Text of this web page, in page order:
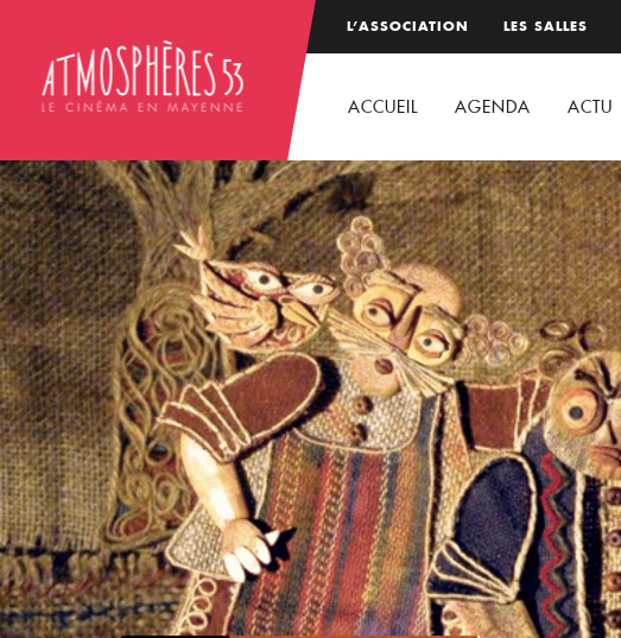
L’ASSOCIATION LES SALLES
ACCUEIL AGENDA ACTU